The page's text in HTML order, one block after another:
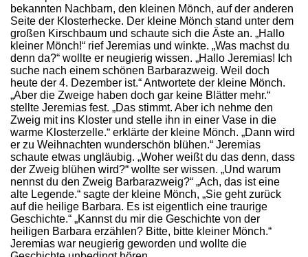
bekannten Nachbarn, den kleinen Mönch, auf der anderen
Seite der Klosterhecke. Der kleine Mönch stand unter dem
großen Kirschbaum und schaute sich die Äste an. „Hallo
kleiner Mönch!“ rief Jeremias und winkte. „Was machst du
denn da?“ wollte er neugierig wissen. „Hallo Jeremias! Ich
suche nach einem schönen Barbarazweig. Weil doch
heute der 4. Dezember ist.“ Antwortete der kleine Mönch.
„Aber die Zweige haben doch gar keine Blätter mehr.“
stellte Jeremias fest. „Das stimmt. Aber ich nehme den
Zweig mit ins Kloster und stelle ihn in einer Vase in die
warme Klosterzelle.“ erklärte der kleine Mönch. „Dann wird
er zu Weihnachten wunderschön blühen.“ Jeremias
schaute etwas ungläubig. „Woher weißt du das denn, dass
der Zweig blühen wird?“ wollte ser wissen. „Und warum
nennst du den Zweig Barbarazweig?“ „Ach, das ist eine
alte Legende.“ sagte der kleine Mönch, „Sie geht zurück
auf die heilige Barbara. Es ist eigentlich eine traurige
Geschichte.“ „Kannst du mir die Geschichte von der
heiligen Barbara erzählen? Bitte, bitte kleiner Mönch.“
Jeremias war neugierig geworden und wollte die